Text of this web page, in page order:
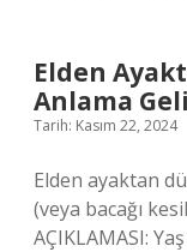
Elden
Anlama
Tarih: Kasım 22, 2024
Elden ayaktan
(veya bacağı
AÇIKLAMASI: